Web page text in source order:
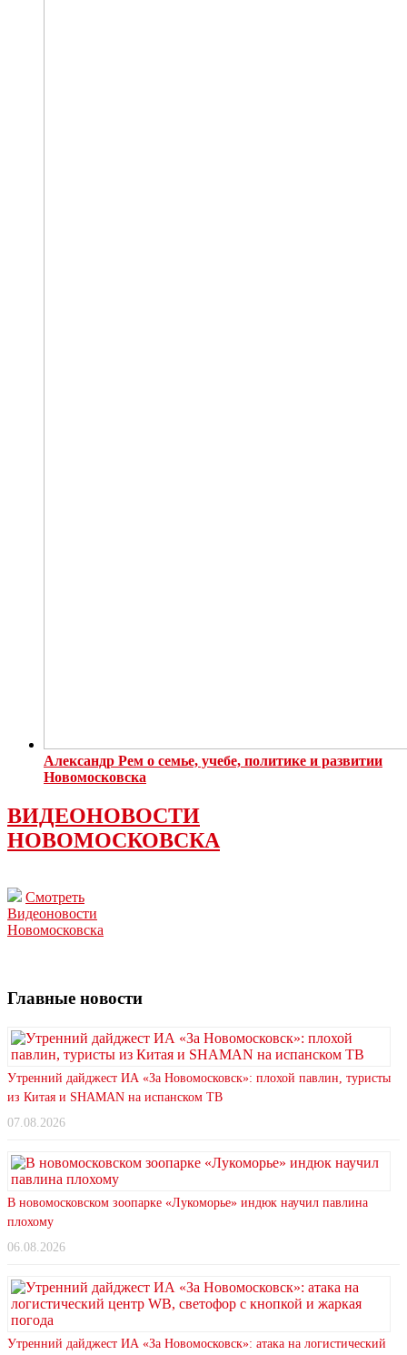
Александр Рем о семье, учебе, политике и развитии
Новомосковска
ВИДЕОНОВОСТИ
НОВОМОСКОВСКА
Смотреть
Видеоновости
Новомосковска
Главные новости
Утренний дайджест ИА «За Новомосковск»: плохой павлин, туристы
из Китая и SHAMAN на испанском ТВ
07.08.2026
В новомосковском зоопарке «Лукоморье» индюк научил павлина
плохому
06.08.2026
Утренний дайджест ИА «За Новомосковск»: атака на логистический